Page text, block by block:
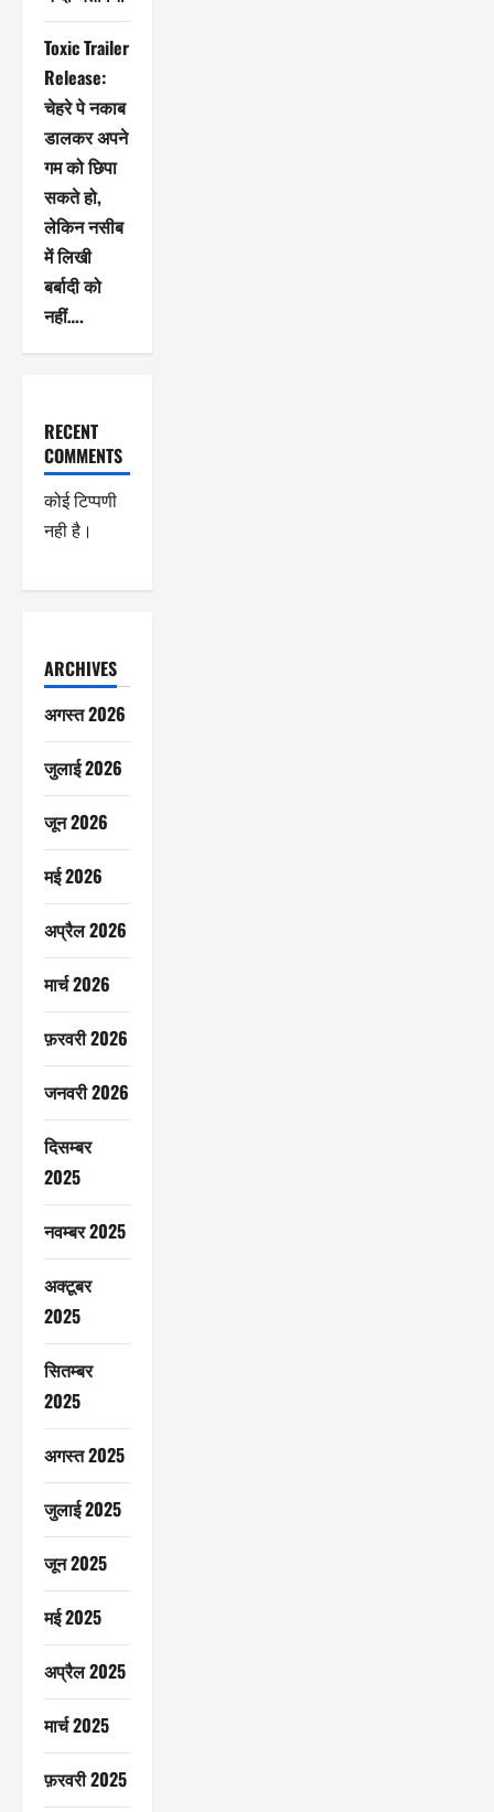
Toxic Trailer
Release:
चेहरे पे नकाब
डालकर अपने
गम को छिपा
सकते हो,
लेकिन नसीब
में लिखी
बर्बादी को
नहीं….
RECENT
COMMENTS
कोई टिप्पणी
नही है।
ARCHIVES
अगस्त 2026
जुलाई 2026
जून 2026
मई 2026
अप्रैल 2026
मार्च 2026
फ़रवरी 2026
जनवरी 2026
दिसम्बर
2025
नवम्बर 2025
अक्टूबर
2025
सितम्बर
2025
अगस्त 2025
जुलाई 2025
जून 2025
मई 2025
अप्रैल 2025
मार्च 2025
फ़रवरी 2025